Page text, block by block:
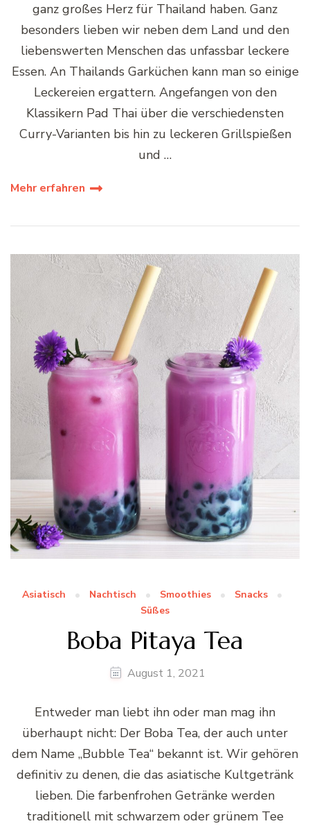
ganz großes Herz für Thailand haben. Ganz
besonders lieben wir neben dem Land und den
liebenswerten Menschen das unfassbar leckere
Essen. An Thailands Garküchen kann man so einige
Leckereien ergattern. Angefangen von den
Klassikern Pad Thai über die verschiedensten
Curry-Varianten bis hin zu leckeren Grillspießen
und …
Mehr erfahren
Asiatisch Nachtisch Smoothies
Snacks
Süßes
Boba Pitaya Tea
August 1, 2021
Entweder man liebt ihn oder man mag ihn
überhaupt nicht: Der Boba Tea, der auch unter
dem Name „Bubble Tea“ bekannt ist. Wir gehören
definitiv zu denen, die das asiatische Kultgetränk
lieben. Die farbenfrohen Getränke werden
traditionell mit schwarzem oder grünem Tee